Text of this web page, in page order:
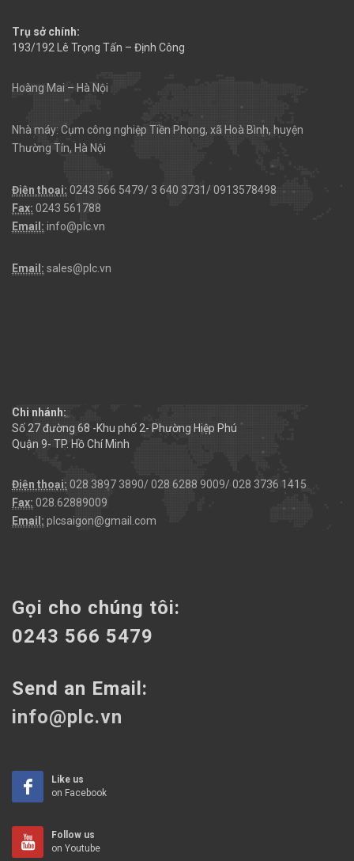
Trụ sở chính:
193/192 Lê Trọng Tấn – Định Công
Hoàng Mai – Hà Nội
Nhà máy: Cụm công nghiệp Tiền Phong, xã Hoà Bình, huyện
Thường Tín, Hà Nội
Điện thoại: 0243 566 5479/ 3 640 3731/ 0913578498
Fax: 0243 561788
Email: info@plc.vn
Email: sales@plc.vn
Chi nhánh:
Số 27 đường 68 -Khu phố 2- Phường Hiệp Phú
Quận 9- TP. Hồ Chí Minh
Điện thoại: 028 3897 3890/ 028 6288 9009/ 028 3736 1415
Fax: 028.62889009
Email: plcsaigon@gmail.com
Gọi cho chúng tôi:
0243 566 5479
Send an Email:
info@plc.vn
Like us
on Facebook
Follow us
on Youtube